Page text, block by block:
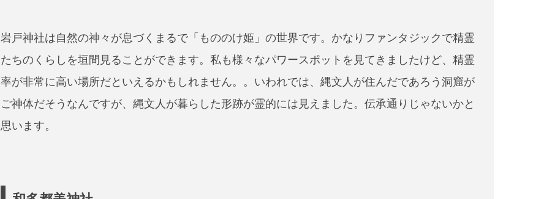
岩戸神社は自然の神々が息づくまるで「もののけ姫」の世界です。かなりファンタジックで精霊
たちのくらしを垣間見ることができます。私も様々なパワースポットを見てきましたけど、精霊
率が非常に高い場所だといえるかもしれません。。いわれでは、縄文人が住んだであろう洞窟が
ご神体だそうなんですが、縄文人が暮らした形跡が霊的には見えました。伝承通りじゃないかと
思います。